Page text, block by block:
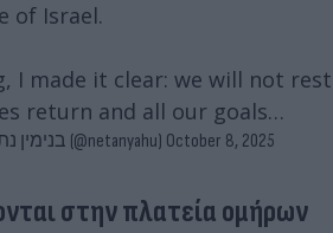
of Israel.
I made it clear: we will not rest
return and all our goals…
— Benjamin Netanyahu - בנימין נתניהו (@netanyahu) October 8, 2025
στην πλατεία ομήρων